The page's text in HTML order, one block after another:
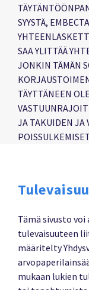
SYYSTÄ,
SAA YLITTÄÄ
JONKIN TÄMÄN
TÄYTTÄNEEN
JA TAKUIDEN JA
Tämä sivusto
tulevaisuuteen
määritelty
mukaan lukien